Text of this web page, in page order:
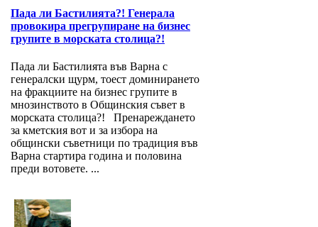
Пада ли Бастилията?! Генерала
провокира прегрупиране на бизнес
групите в морската столица?!
Пада ли Бастилията във Варна с
генералски щурм, тоест доминирането
на фракциите на бизнес групите в
мнозинството в Общинския съвет в
морската столица?! Пренареждането
за кметския вот и за избора на
общински съветници по традиция във
Варна стартира година и половина
преди вотовете. ...